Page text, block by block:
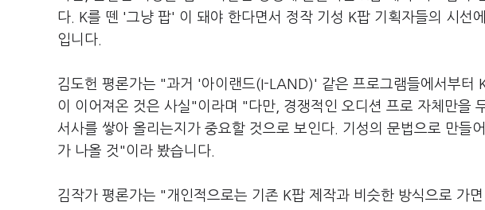
다 . K를 뗀 '그냥 팝' 이 돼야 한다면서 정작 기성 K팝 기획자들의 시선
입니다
김도헌 평론가는 "과거 '아이랜드(I-LAND)' 같은 프로그램들에서부터
이 이어져온 것은 사실"이라며 "다만 경쟁적인 오디션 프로 자체만을
서사를 쌓아 올리는지가 중요할 것으로 보인다
기성의 문법으로 만들
가 나올 것"이라 봤습니다
김작가 평론가는 "개인적으로는 기존 K팝 제작과 비슷한 방식으로 가